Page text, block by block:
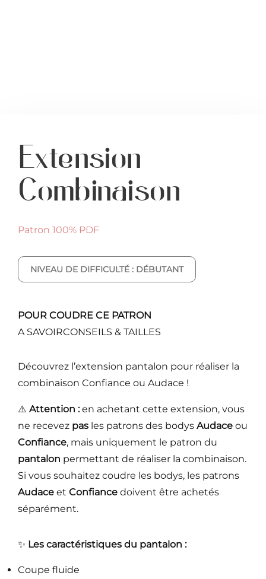
Extension
Combinaison
Patron 100% PDF
NIVEAU DE DIFFICULTÉ : DÉBUTANT
POUR COUDRE CE PATRON
A SAVOIRCONSEILS & TAILLES
Découvrez l’extension pantalon pour réaliser la
combinaison Confiance ou Audace !
⚠️ Attention :en achetant cette extension, vous
ne recevez pas les patrons des bodys Audace ou
Confiance, mais uniquement le patron du
pantalon permettant de réaliser la combinaison.
Si vous souhaitez coudre les bodys, les patrons
Audace et Confiance doivent être achetés
séparément.
✨ Les caractéristiques du pantalon :
Coupe fluide